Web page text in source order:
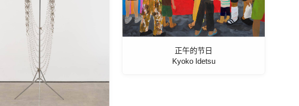
正午的节日
Kyoko Idetsu